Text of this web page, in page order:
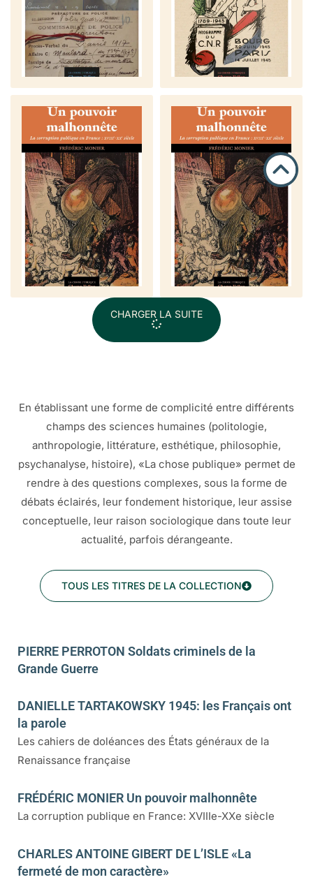
En établissant une forme de complicité entre différents
champs des sciences humaines (politologie,
anthropologie, littérature, esthétique, philosophie,
psychanalyse, histoire), «La chose publique» permet de
rendre à des questions complexes, sous la forme de
débats éclairés, leur fondement historique, leur assise
conceptuelle, leur raison sociologique dans toute leur
actualité, parfois dérangeante.
TOUS LES TITRES DE LA COLLECTION
CHARGER LA SUITE
PIERRE PERROTON Soldats criminels de la
Grande Guerre
DANIELLE TARTAKOWSKY 1945: les Français ont
la parole
Les cahiers de doléances des États généraux de la
Renaissance française
FRÉDÉRIC MONIER Un pouvoir malhonnête
La corruption publique en France: XVIIIe-XXe siècle
CHARLES ANTOINE GIBERT DE L’ISLE «La
fermeté de mon caractère»